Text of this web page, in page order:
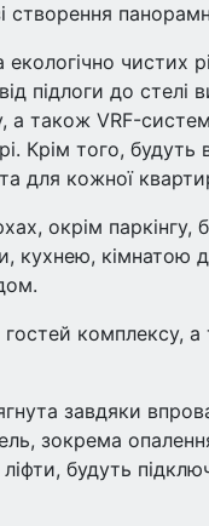
створення
чистих
підлоги до
а також VRF-
Крім того, будуть
для кожної
окрім паркінгу,
кухнею, кімнатою
гостей комплексу,
завдяки
зокрема
будуть